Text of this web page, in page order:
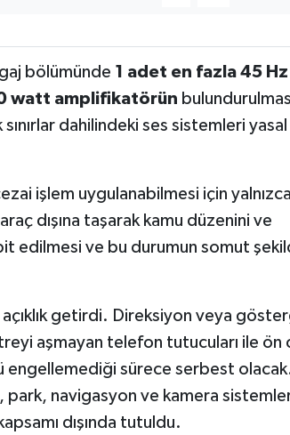
bölümünde 1 adet en fazla 45 Hz
watt amplifikatörün
dahilindeki ses sistemleri yasal
işlem uygulanabilmesi için yalnızca
dışına taşarak kamu düzenini ve
edilmesi ve bu durumun somut
getirdi. Direksiyon veya
aşmayan telefon tutucuları ile ön
engellemediği sürece serbest
park, navigasyon ve kamera
dışında tutuldu.